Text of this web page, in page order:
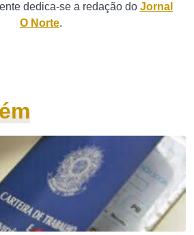
dedica-se a redação do Jornal
O Norte.